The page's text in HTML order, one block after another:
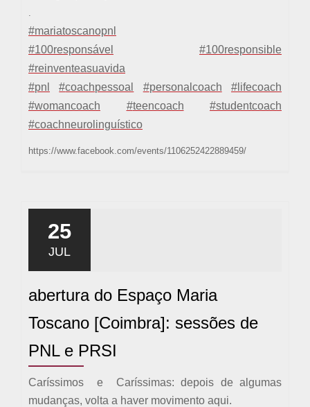
.
#mariatoscanopnl
#100responsável #100responsible
#reinventeasuavida
#pnl #coachpessoal #personalcoach # lifecoach
#womancoach #teencoach #studentcoach
#coachneurolinguístico
https://www.facebook.com/events/1106252422889459/
25
JUL
abertura do Espaço Maria
Toscano [Coimbra]: sessões de
PNL e PRSI
Caríssimos e Caríssimas: depois de algumas
mudanças, volta a haver movimento aqui.